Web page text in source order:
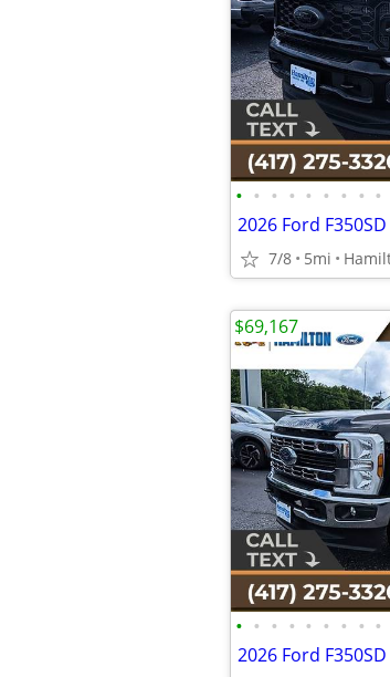
• • • • • • • • •
7/8 5mi
• • • • • • • • •
$69,167